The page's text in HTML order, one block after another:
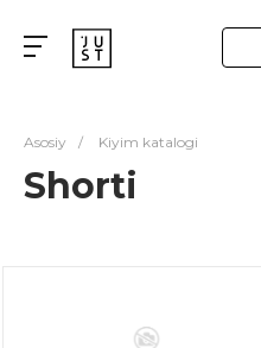
Asosiy / Kiyim katalogi
Shorti